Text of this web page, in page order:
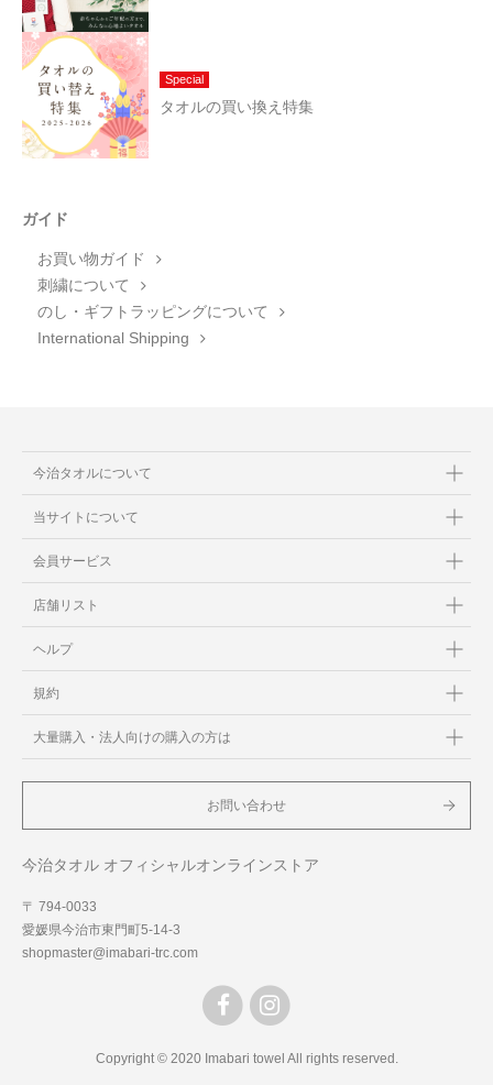
Special
タオルの買い換え特集
ガイド
お買い物ガイド
刺繍について
のし・ギフトラッピングについて
International Shipping
今治タオルについて
当サイトについて
会員サービス
店舗リスト
ヘルプ
規約
大量購入・法人向けの購入の方は
お問い合わせ
今治タオル オフィシャルオンラインストア
〒 794-0033
愛媛県今治市東門町5-14-3
shopmaster@imabari-trc.com
Copyright © 2020 Imabari towel All rights reserved.